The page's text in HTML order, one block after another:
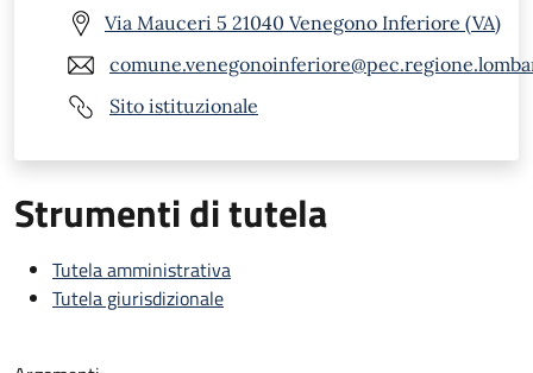
Via Mauceri 5 21040 Venegono Inferiore (VA)
Sito istituzionale
Strumenti di tutela
Tutela amministrativa
Tutela giurisdizionale